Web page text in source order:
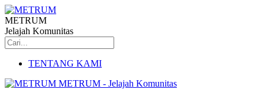
METRUM
Jelajah Komunitas
TENTANG KAMI
METRUM - Jelajah Komunitas